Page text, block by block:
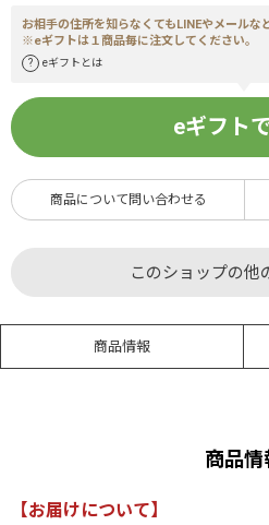
お相手の住所を知らなくてもLINEやメールな
※eギフトは１商品毎に注文してください。
eギフトとは
eギフト
商品について問い合わせる
このショップの他
商品情報
商品情
【お届けについて】